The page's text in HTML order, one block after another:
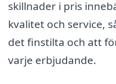
skillnader i pris
kvalitet och service,
det finstilta och att
varje erbjudande.